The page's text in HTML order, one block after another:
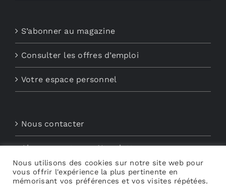
S’abonner au magazine
Consulter les offres d’emploi
Votre espace personnel
Nous contacter
Abonnements aux Newsletters
Découvrez My Audio
Nous utilisons des cookies sur notre site web pour
vous offrir l'expérience la plus pertinente en
mémorisant vos préférences et vos visites répétées.